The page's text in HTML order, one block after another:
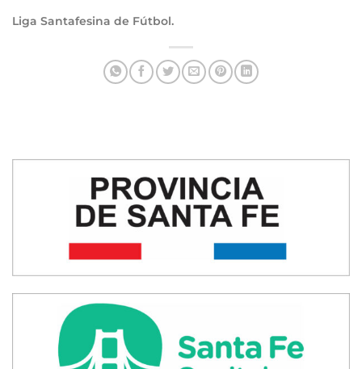
Liga Santafesina de Fútbol.